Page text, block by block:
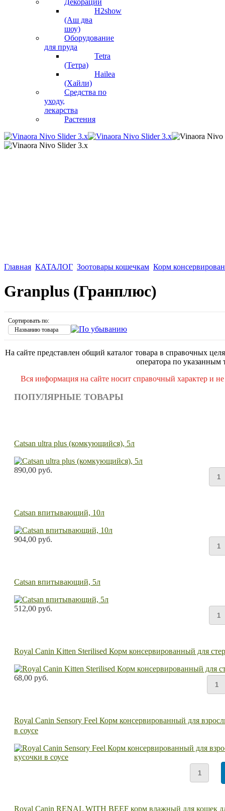
Декорации
H2show
(Аш два
шоу)
Оборудование
для пруда
Tetra
(Тетра)
Hailea
(Хайли)
Средства по
уходу,
лекарства
Растения
Главная КАТАЛОГ Зоотовары кошечкам Корм
Granplus (Гранплюс)
Сортировать по:
Названию товара
На сайте представлен общий каталог товара в справочных
оператора по указанным
Вся информация на сайте носит справочный характер и
ПОПУЛЯРНЫЕ ТОВАРЫ
Catsan ultra plus (комкующийся), 5л
890,00 руб.
Catsan впитывающий, 10л
904,00 руб.
Catsan впитывающий, 5л
512,00 руб.
Royal Canin Kitten Sterilised Корм консервированный для
68,00 руб.
Royal Canin Sensory Feel Корм консервированный для
в соусе
Royal Canin RENAL WITH BEEF корм влажный для кошек